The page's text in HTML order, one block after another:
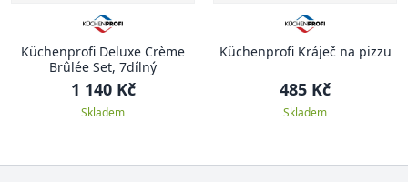
Küchenprofi Deluxe Crème
Brûlée Set, 7dílný
1 140 Kč
Skladem
Küchenprofi Kráječ na pizzu
485 Kč
Skladem